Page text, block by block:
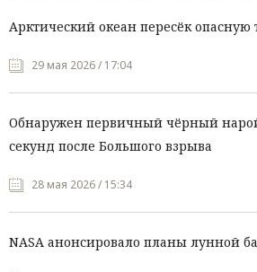
Арктический океан пересёк опасную
29 мая 2026 / 17:04
Обнаружен первичный чёрный
секунд после Большого взрыва
28 мая 2026 / 15:34
NASA анонсировало планы лунной